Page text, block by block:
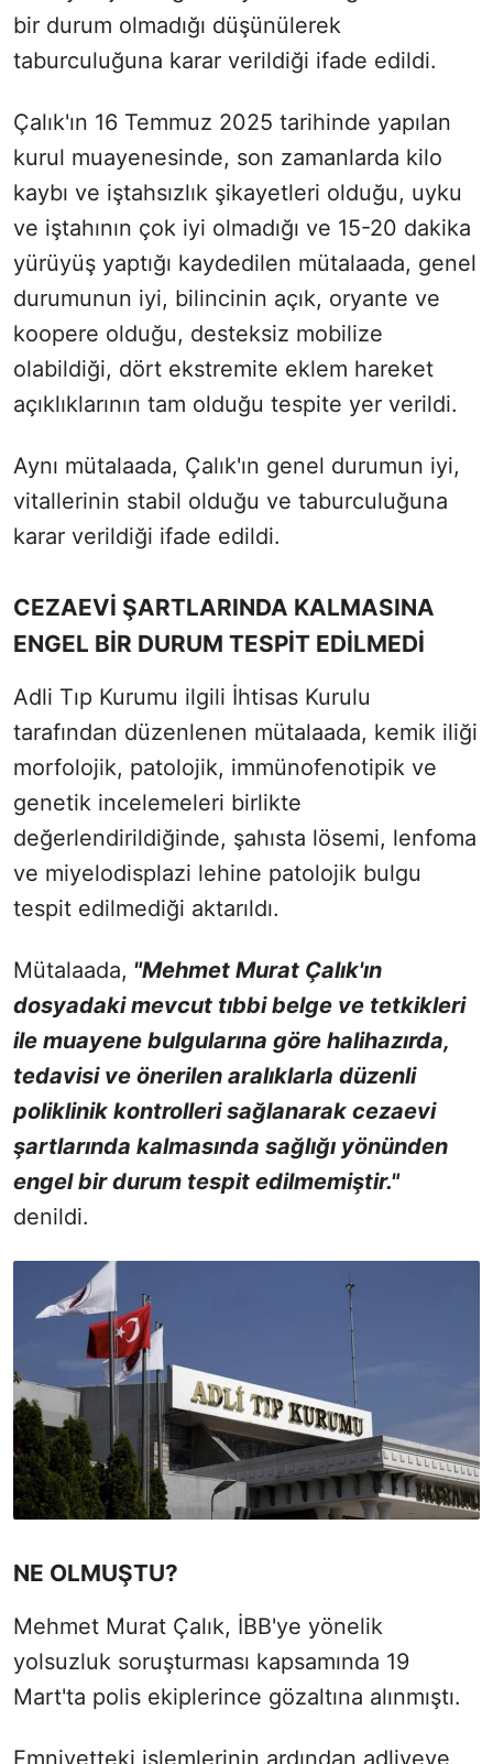
bir durum olmadığı düşünülerek
taburculuğuna karar verildiği ifade edildi.
Çalık'ın 16 Temmuz 2025 tarihinde yapılan
kurul muayenesinde, son zamanlarda kilo
kaybı ve iştahsızlık şikayetleri olduğu, uyku
ve iştahının çok iyi olmadığı ve 15-20 dakika
yürüyüş yaptığı kaydedilen mütalaada, genel
durumunun iyi, bilincinin açık, oryante ve
koopere olduğu, desteksiz mobilize
olabildiği, dört ekstremite eklem hareket
açıklıklarının tam olduğu tespite yer verildi.
Aynı mütalaada, Çalık'ın genel durumun iyi,
vitallerinin stabil olduğu ve taburculuğuna
karar verildiği ifade edildi.
CEZAEVİ ŞARTLARINDA KALMASINA
ENGEL BİR DURUM TESPİT EDİLMEDİ
Adli Tıp Kurumu ilgili İhtisas Kurulu
tarafından düzenlenen mütalaada, kemik iliği
morfolojik, patolojik, immünofenotipik ve
genetik incelemeleri birlikte
değerlendirildiğinde, şahısta lösemi, lenfoma
ve miyelodisplazi lehine patolojik bulgu
tespit edilmediği aktarıldı.
Mütalaada, "Mehmet Murat Çalık'ın
dosyadaki mevcut tıbbi belge ve tetkikleri
ile muayene bulgularına göre halihazırda,
tedavisi ve önerilen aralıklarla düzenli
poliklinik kontrolleri sağlanarak cezaevi
şartlarında kalmasında sağlığı yönünden
engel bir durum tespit edilmemiştir."
denildi.
NE OLMUŞTU?
Mehmet Murat Çalık, İBB'ye yönelik
yolsuzluk soruşturması kapsamında 19
Mart'ta polis ekiplerince gözaltına alınmıştı.
Emniyetteki işlemlerinin ardından adliyeye